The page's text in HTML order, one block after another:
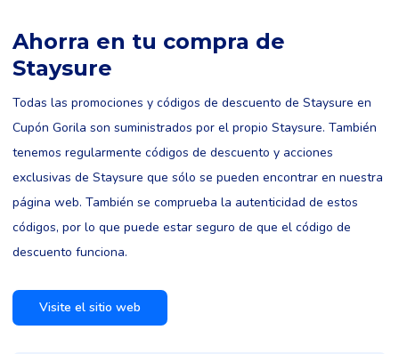
Ahorra en tu compra de
Staysure
Todas las promociones y códigos de descuento de Staysure en
Cupón Gorila son suministrados por el propio Staysure. También
tenemos regularmente códigos de descuento y acciones
exclusivas de Staysure que sólo se pueden encontrar en nuestra
página web. También se comprueba la autenticidad de estos
códigos, por lo que puede estar seguro de que el código de
descuento funciona.
Visite el sitio web